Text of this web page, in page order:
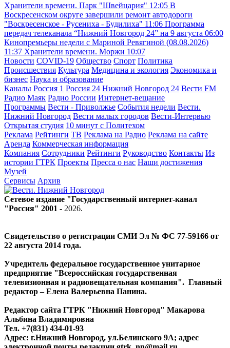
Хранители времени. Парк "Швейцария" 12:05 В
Воскресенском округе завершили ремонт автодороги
"Воскресенское - Русениха - Будилиха" 11:06 Программа
передач телеканала “Нижний Новгород 24” на 9 августа 06:00
Кинопремьеры недели с Мариной Ревягиной (08.08.2026)
11:37 Хранители времени. Моржи 10:07
Новости COVID-19 Общество Спорт Политика
Происшествия Культура Медицина и экология Экономика и
бизнес Наука и образование
Каналы Россия 1 Россия 24 Нижний Новгород 24 Вести FM
Радио Маяк Радио России Интернет-вещание
Программы Вести - Приволжье События недели Вести.
Нижний Новгород Вести малых городов Вести-Интервью
Открытая студия 10 минут с Политехом
Реклама Рейтинги ТВ Реклама на Радио Реклама на сайте
Аренда Коммерческая информация
Компания Сотрудники Рейтинги Руководство Контакты Из
истории ГТРК Проекты Пресса о нас Наши достижения
Музей
Сервисы Архив
Сетевое издание "Государственный интернет-канал
"Россия" 2001 - 2026.
Свидетельство о регистрации СМИ Эл № ФС 77-59166 от
22 августа 2014 года.
Учредитель федеральное государственное унитарное
предприятие "Всероссийская государственная
телевизионная и радиовещательная компания". Главный
редактор – Елена Валерьевна Панина.
Редактор сайта ГТРК "Нижний Новгород" Макарова
Альбина Владимировна
Тел. +7(831) 434-01-93
Адрес: г.Нижний Новгород, ул.Белинского 9А; адрес